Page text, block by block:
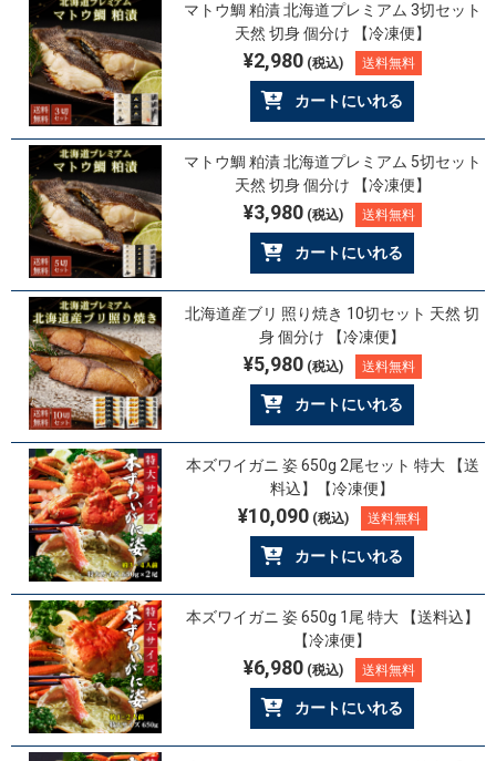
マトウ鯛 粕漬 北海道プレミアム 3切セット
天然 切身 個分け 【冷凍便】
¥2,980(税込) 送料無料
カートにいれる
マトウ鯛 粕漬 北海道プレミアム 5切セット
天然 切身 個分け 【冷凍便】
¥3,980(税込) 送料無料
カートにいれる
北海道産ブリ 照り焼き 10切セット 天然 切
身 個分け 【冷凍便】
¥5,980(税込) 送料無料
カートにいれる
本ズワイガニ 姿 650g 2尾セット 特大 【送
料込】【冷凍便】
¥10,090(税込) 送料無料
カートにいれる
本ズワイガニ 姿 650g 1尾 特大 【送料込】
【冷凍便】
¥6,980(税込) 送料無料
カートにいれる